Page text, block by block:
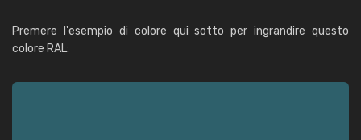
Premere l'esempio di colore qui sotto per ingrandire questo
colore RAL: